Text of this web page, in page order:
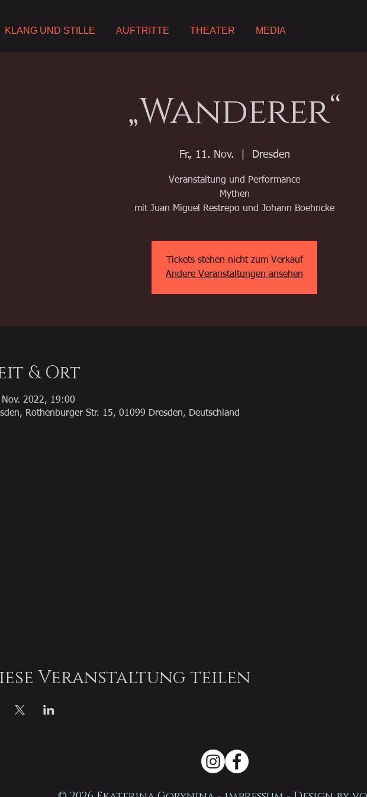
KLANG UND STILLE AUFTRITTE THEATER MEDIA
„Wanderer“
Fr., 11. Nov. Dresden
Veranstaltung und Performance
Mythen
mit Juan Miguel Restrepo und Johann Boehncke
Tickets stehen nicht zum Verkauf
Andere Veranstaltungen ansehen
& Ort
Nov. 2022, 19:00
Rothenburger Str. 15, 01099 Dresden, Deutschland
Veranstaltung teilen